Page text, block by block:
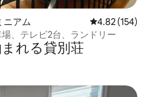
ニアム レビュー154
4.82 (154)
、テレビ2台、ランドリー
れる貸別荘